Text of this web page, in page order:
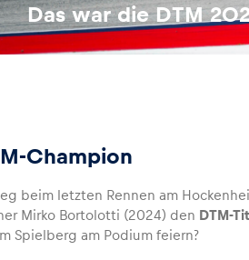
Das war die DTM
Champion
beim letzten Rennen am
Mirko Bortolotti (2024) den DTM-
Spielberg am Podium feiern?